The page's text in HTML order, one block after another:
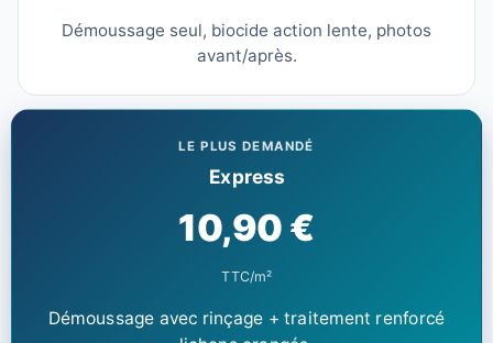
Démoussage seul, biocide action lente, photos
avant/après.
LE PLUS DEMANDÉ
Express
10,90 €
TTC/m²
Démoussage avec rinçage + traitement renforcé